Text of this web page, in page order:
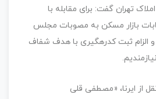
تهران گفت: برای مقابله با
بازار مسکن به مصوبات مجلس
و الزام ثبت کدرهگیری با هدف شفاف
از ایرنا، «مصطفی قلی